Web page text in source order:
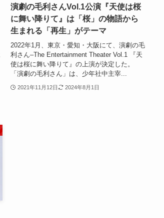
演劇の毛利さんVol.1公演『天使は桜
に舞い降りて』は「桜」の物語から
生まれる「再生」がテーマ
2022年1月、東京・愛知・大阪にて、演劇の毛
利さん–The Entertainment Theater Vol.1 『天
使は桜に舞い降りて』の上演が決定した。
「演劇の毛利さん」は、少年社中主宰...
2021年11月12日 2024年8月1日